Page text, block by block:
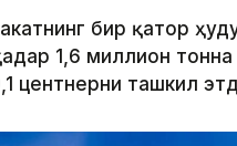
бир қатор
1,6 миллион
центнерни ташкил